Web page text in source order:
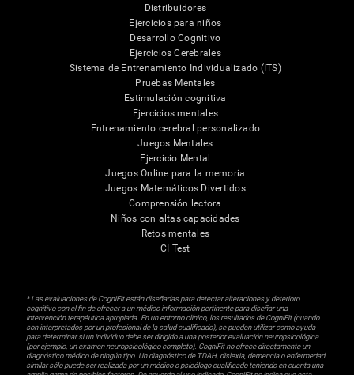
Distribuidores
Ejercicios para niños
Desarrollo Cognitivo
Ejercicios Cerebrales
Sistema de Entrenamiento Individualizado (ITS)
Pruebas Mentales
Estimulación cognitiva
Ejercicios mentales
Entrenamiento cerebral personalizado
Juegos Mentales
Ejercicio Mental
Juegos Online para la memoria
Juegos Matemáticos Divertidos
Comprensión lectora
Niños con altas capacidades
Retos mentales
CI Test
* Las evaluaciones de CogniFit están diseñadas para detectar alteraciones y deterioro
cognitivo con el fin de ofrecer a un médico información pertinente para diseñar una
intervención terapéutica apropiada. En un entorno clínico, los resultados de CogniFit (cuando
son interpretados por un profesional de la salud cualificado), se pueden utilizar como ayuda
para determinar si un individuo debe ser dirigido a una posterior evaluación neuropsicológica
(por ejemplo, un examen neuropsicológico completo). CogniFit no ofrece directamente un
diagnóstico médico de ningún tipo. Un diagnóstico de TDAH, dislexia, demencia o enfermedad
similar sólo puede ser realizada por un médico o psicólogo cualificado teniendo en cuenta una